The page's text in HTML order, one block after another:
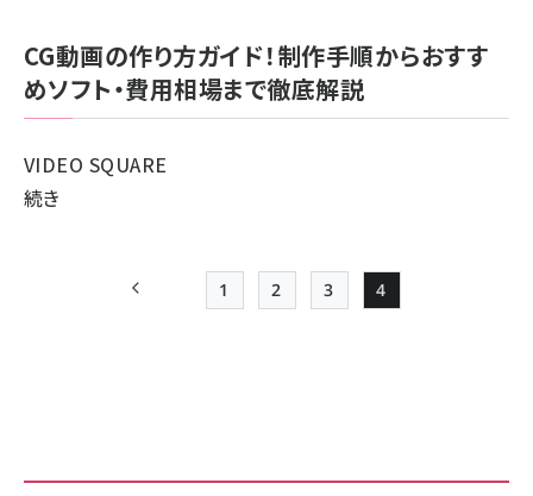
CG動画の作り方ガイド！制作手順からおすす
めソフト・費用相場まで徹底解説
VIDEO SQUARE
VIDEO
続き
前ページ Page
1
Page
2
Page
3
Page
4